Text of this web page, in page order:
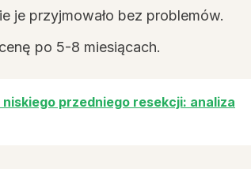
je przyjmowało bez problemów.
po 5-8 miesiącach.
przedniego resekcji: analiza